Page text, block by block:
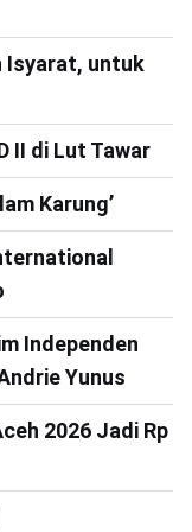
Isyarat, untuk
II di Lut Tawar
Karung’
Independen
Yunus
2026 Jadi Rp